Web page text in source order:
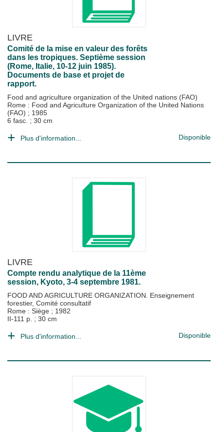
LIVRE
Comité de la mise en valeur des forêts
dans les tropiques. Septième session
(Rome, Italie, 10-12 juin 1985).
Documents de base et projet de
rapport.
Food and agriculture organization of the United nations (FAO)
Rome : Food and Agriculture Organization of the United Nations
(FAO) ; 1985
6 fasc. ; 30 cm
Plus d'information... Disponible
LIVRE
Compte rendu analytique de la 11ème
session, Kyoto, 3-4 septembre 1981.
FOOD AND AGRICULTURE ORGANIZATION. Enseignement
forestier, Comité consultatif
Rome : Siège ; 1982
II-111 p. ; 30 cm
Plus d'information... Disponible